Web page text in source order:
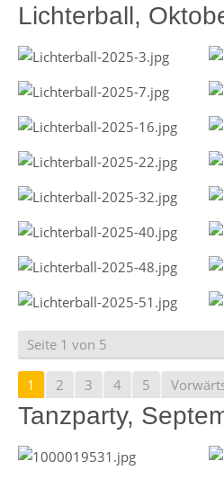
Lichterball,
Seite 1 von 5
1 2 3 4 5
Tanzparty,